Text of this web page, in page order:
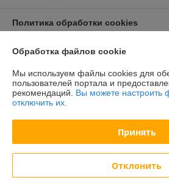
Политика обработки cookies
Сайт создан на платформе Deal.by
Информация для покупателя
220024, г. Минск, ул. Стебенева, 2А, оф. 21
Регистрационный номер ЕГР: 193304407
УНП: 193304407
Регистрационный орган: Мингорисполком
Обработка файлов cookie
Мы используем файлы cookies для
пользователей портала и
рекомендаций. Вы можете настроить
отключить их.
Принять
Отклонить